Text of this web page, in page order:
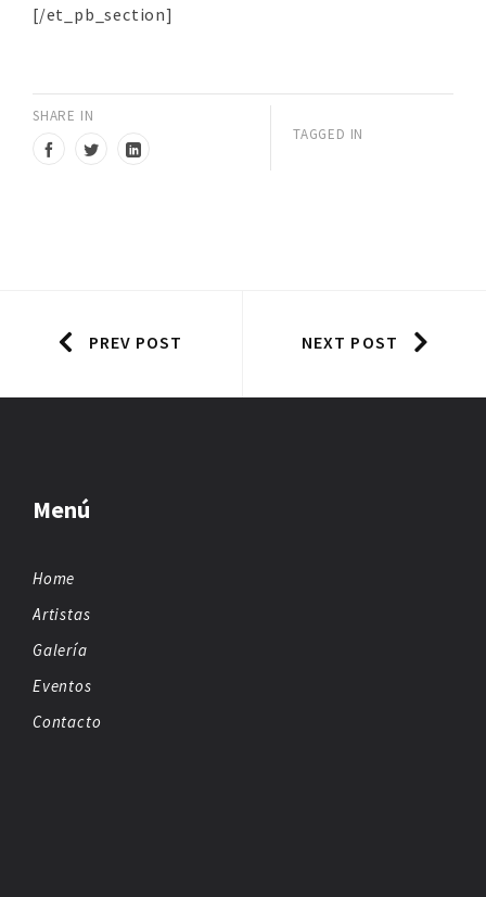
[/et_pb_section]
SHARE IN
TAGGED IN
PREV POST NEXT POST
Menú
Home
Artistas
Galería
Eventos
Contacto